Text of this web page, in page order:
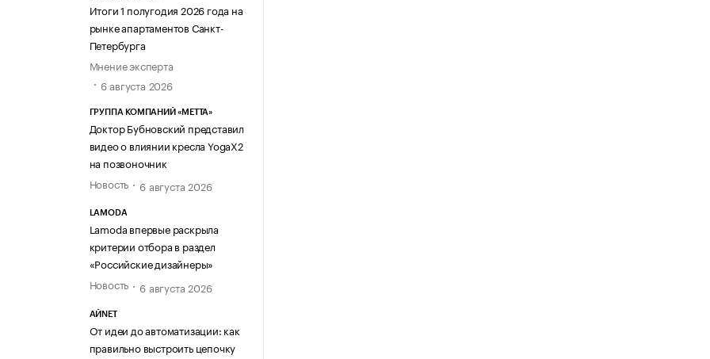
Итоги 1 полугодия 2026 года на
рынке апартаментов Санкт-
Петербурга
Мнение эксперта
6 августа 2026
ГРУППА КОМПАНИЙ «МЕТТА»
Доктор Бубновский представил
видео о влиянии кресла YogaX2
на позвоночник
Новость
6 августа 2026
LAMODA
Lamoda впервые раскрыла
критерии отбора в раздел
«Российские дизайнеры»
Новость
6 августа 2026
АЙNET
От идеи до автоматизации: как
правильно выстроить цепочку